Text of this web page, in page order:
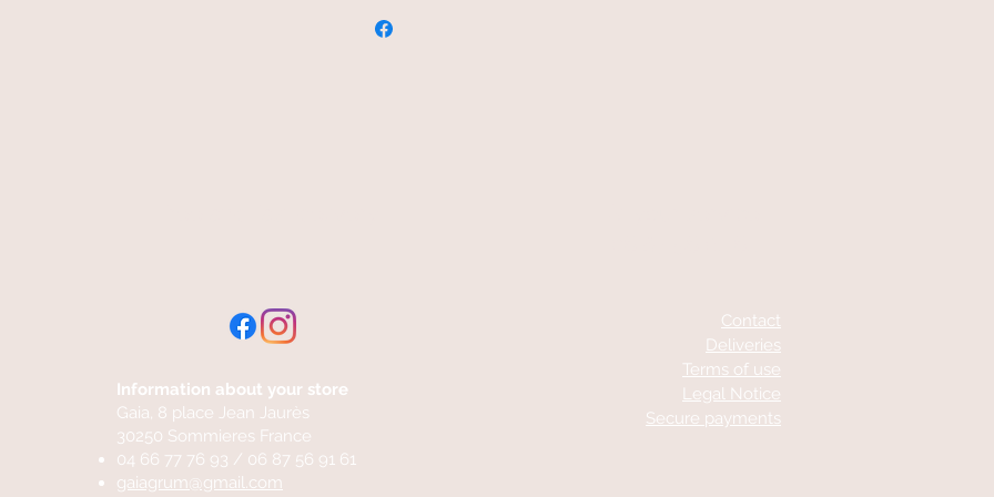
Information about your store
Gaia, 8 place Jean Jaurès
30250 Sommieres France
04 66 77 76 93 / 06 87 56 91 61
gaiagrum@gmail.com
Contact
Deliveries
Terms of use
Legal Notice
Secure payments